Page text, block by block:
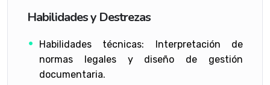
Habilidades y Destrezas
Habilidades técnicas: Interpretación de
normas legales y diseño de gestión
documentaria.